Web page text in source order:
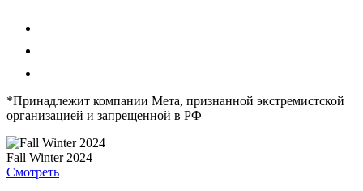
*Принадлежит компании Мета, признанной экстремистской
организацией и запрещенной в РФ
Fall Winter 2024
Смотреть